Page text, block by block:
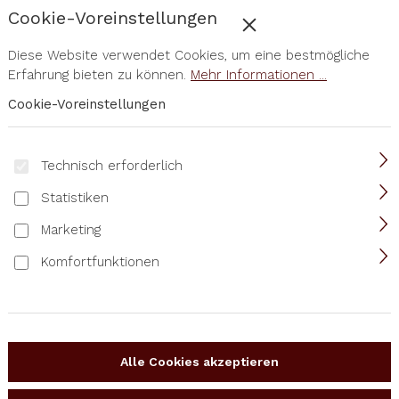
Cookie-Voreinstellungen
Diese Website verwendet Cookies, um eine bestmögliche
Erfahrung bieten zu können. Mehr Informationen ...
Cookie-Voreinstellungen
Technisch erforderlich
Statistiken
Marketing
Komfortfunktionen
Alle Cookies akzeptieren